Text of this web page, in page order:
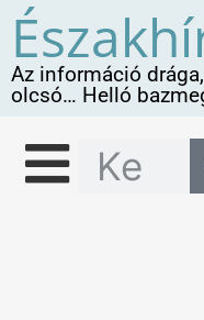
Az információ
olcsó… Helló